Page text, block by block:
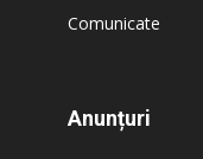
Comunicate
Anunțuri